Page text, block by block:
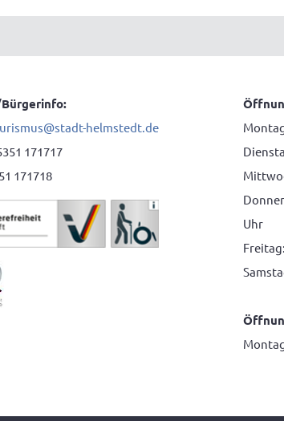
@stadt-helmstedt.de
171717
171718
Uhr